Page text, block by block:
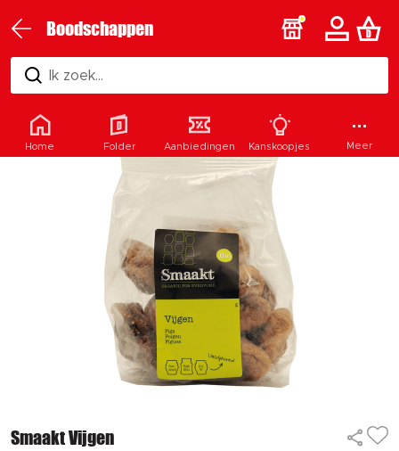
Boodschappen
Ik zoek...
Smaakt Vijgen
Home Folder Aanbiedingen Kanskoopjes Meer